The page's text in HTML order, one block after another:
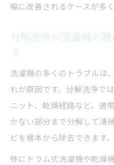
幅に改善されるケースが多
分解洗浄が洗濯機の
る
洗濯機の多くのトラブルは
れが原因です。分解洗浄で
ニット、乾燥経路など、通
かない部分まで分解して清
ビを根本から除去できます。
特にドラム式洗濯機や乾燥